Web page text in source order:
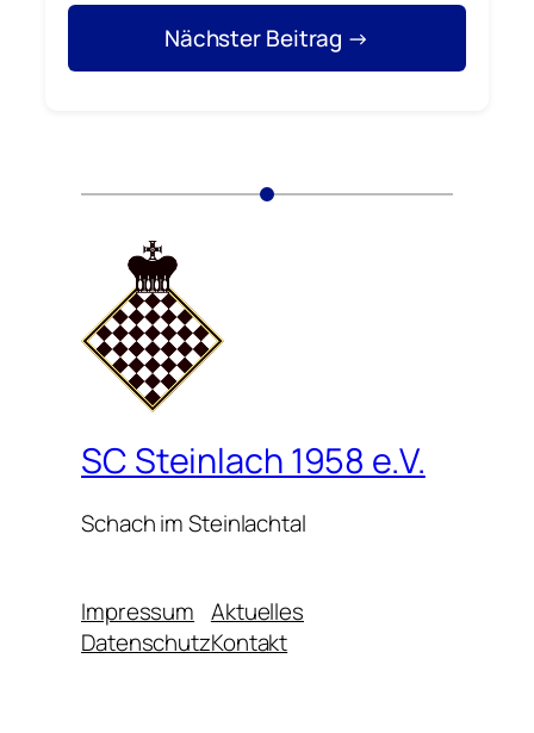
Nächster Beitrag →
SC Steinlach 1958 e.V.
Schach im Steinlachtal
Impressum
Datenschutz
Aktuelles
Kontakt